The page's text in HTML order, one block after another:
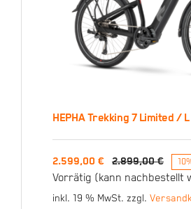
HEPHA Trekking
/ L
2.899,00€ Preis
HEPHA Trekking 7 Limited /
2.899,00€
Preis
war:
2.599,00€
Preis
ist:
Vorrätig (kann nachbestellt
inkl. 19 % MwSt. zzgl.